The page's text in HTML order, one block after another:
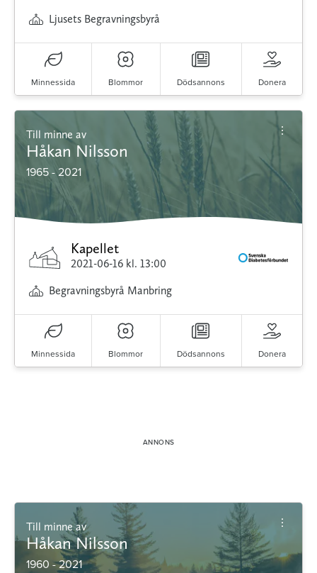
Ljusets Begravningsbyrå
Minnessida Blommor Dödsannons Donera
Till minne av
Håkan Nilsson
1965 - 2021
Kapellet
2021-06-16 kl. 13:00
Begravningsbyrå Manbring
Minnessida Blommor Dödsannons Donera
Till minne av
Håkan Nilsson
1960 - 2021